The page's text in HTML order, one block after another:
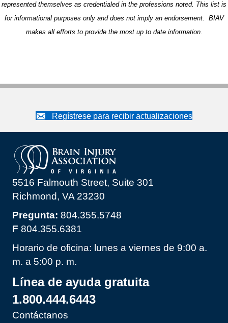
represented themselves as credentialed in the professions noted. This list is
for informational purposes only and does not imply an endorsement. BIAV
makes all efforts to provide the most up to date information.
Regístrese para recibir actualizaciones
5516 Falmouth Street, Suite 301
Richmond, VA 23230
Pregunta: 804.355.5748
F 804.355.6381
Horario de oficina: lunes a viernes de 9:00 a.
m. a 5:00 p. m.
Línea de ayuda gratuita
1.800.444.6443
Contáctanos